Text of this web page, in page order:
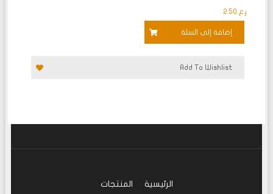
ر.ع. 2.50
إضافة إلى السلة
Add To Wishlist
الرئيسية المنتجات